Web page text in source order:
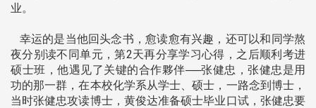
业。
幸运的是当他回头念书，愈读愈有兴趣，还可以和同学熬
夜分别读不同单元，第2天再分享学习心得，之后顺利考进
硕士班，他遇见了关键的合作夥伴──张健忠，张健忠是用
功的那一群，在本校化学系从学士、硕士，一路念到博士，
当时张健忠攻读博士，黄俊达准备硕士毕业口试，张健忠要